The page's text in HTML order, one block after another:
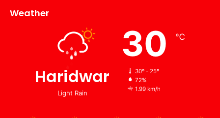
Weather
Haridwar
Light Rain
30 ℃
30º - 25º
72%
1.99 km/h